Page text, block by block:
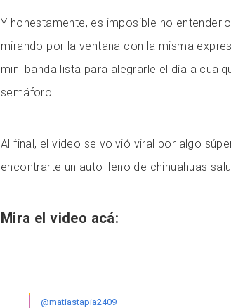
Y honestamente, es imposible no
mirando por la ventana con la misma
mini banda lista para alegrarle el día a
semáforo.
Al final, el video se volvió viral por algo
encontrarte un auto lleno de chihuahuas
Mira el video acá:
@matiastapia2409